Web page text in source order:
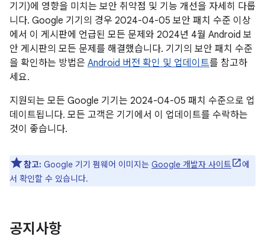
기기)에 영향을 미치는 보안 취약점 및 기능 개선을 자세히 다룹
니다. Google 기기의 경우 2024-04-05 보안 패치 수준 이상
에서 이 게시판에 언급된 모든 문제와 2024년 4월 Android 보
안 게시판의 모든 문제를 해결했습니다. 기기의 보안 패치 수준
을 확인하는 방법은 Android 버전 확인 및 업데이트를 참고하
세요.
지원되는 모든 Google 기기는 2024-04-05 패치 수준으로 업
데이트됩니다. 모든 고객은 기기에서 이 업데이트를 수락하는
것이 좋습니다.
참고: Google 기기 펌웨어 이미지는 Google 개발자 사이트
에
서 확인할 수 있습니다.
공지사항